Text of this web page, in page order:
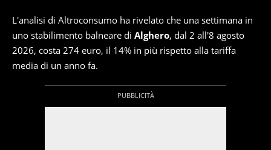
L'analisi di Altroconsumo ha rivelato che una settimana in
uno stabilimento balneare di Alghero, dal 2 all'8 agosto
2026, costa 274 euro, il 14% in più rispetto alla tariffa
media di un anno fa.